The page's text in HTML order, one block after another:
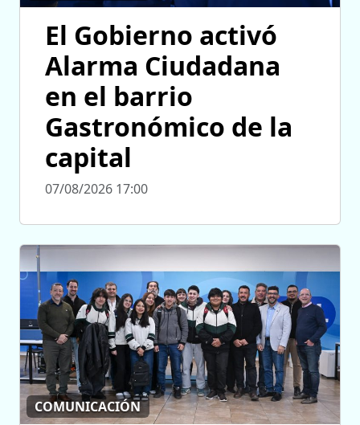
El Gobierno activó
Alarma Ciudadana
en el barrio
Gastronómico de la
capital
07/08/2026 17:00
COMUNICACIÓN